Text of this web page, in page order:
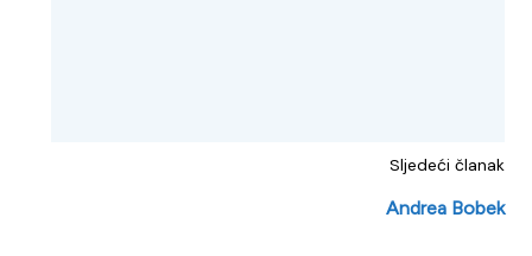
Sljedeći članak
Andrea Bobek